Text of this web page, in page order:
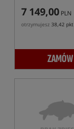
7 149,00 PLN
otrzymujesz 38,42 pkt
ZAMÓW